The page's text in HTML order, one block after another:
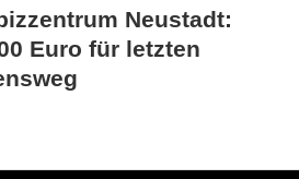
Neustadt:
Euro für letzten